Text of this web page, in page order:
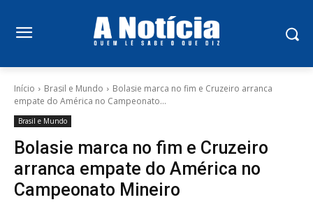
Início Brasil e Mundo
Bolasie marca no fim e Cruzeiro arranca
empate do América no Campeonato...
Brasil e Mundo
Bolasie marca no fim e Cruzeiro
arranca empate do América no
Campeonato Mineiro